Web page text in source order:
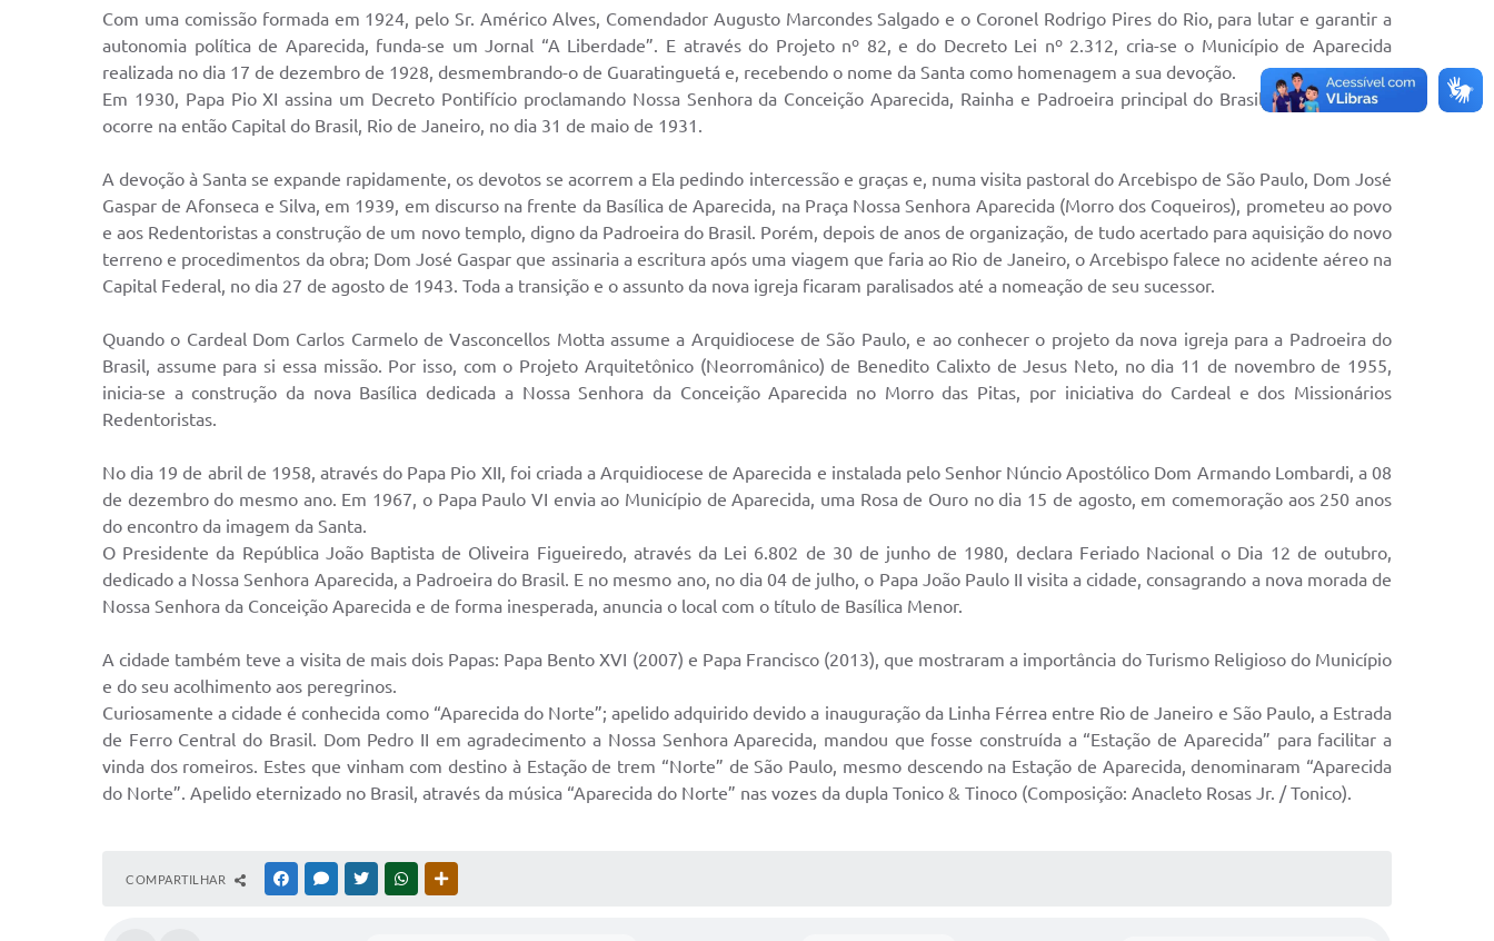
Com uma comissão formada em 1924, pelo Sr. Américo Alves, Comendador Augusto Marcondes Salgado e o Coronel Rodrigo Pires do Rio, para lutar e garantir a
autonomia política de Aparecida, funda-se um Jornal “A Liberdade”. E através do Projeto nº 82, e do Decreto Lei nº 2.312, cria-se o Município de Aparecida
realizada no dia 17 de dezembro de 1928, desmembrando-o de Guaratinguetá e, recebendo o nome da Santa como homenagem a sua devoção.
Em 1930, Papa Pio XI assina um Decreto Pontifício proclamando Nossa Senhora da Conceição Aparecida, Rainha e Padroeira principal do Brasil; Cerimônia que
ocorre na então Capital do Brasil, Rio de Janeiro, no dia 31 de maio de 1931.
A devoção à Santa se expande rapidamente, os devotos se acorrem a Ela pedindo intercessão e graças e, numa visita pastoral do Arcebispo de São Paulo, Dom José
Gaspar de Afonseca e Silva, em 1939, em discurso na frente da Basílica de Aparecida, na Praça Nossa Senhora Aparecida (Morro dos Coqueiros), prometeu ao povo
e aos Redentoristas a construção de um novo templo, digno da Padroeira do Brasil. Porém, depois de anos de organização, de tudo acertado para aquisição do novo
terreno e procedimentos da obra; Dom José Gaspar que assinaria a escritura após uma viagem que faria ao Rio de Janeiro, o Arcebispo falece no acidente aéreo na
Capital Federal, no dia 27 de agosto de 1943. Toda a transição e o assunto da nova igreja ficaram paralisados até a nomeação de seu sucessor.
Quando o Cardeal Dom Carlos Carmelo de Vasconcellos Motta assume a Arquidiocese de São Paulo, e ao conhecer o projeto da nova igreja para a Padroeira do
Brasil, assume para si essa missão. Por isso, com o Projeto Arquitetônico (Neorromânico) de Benedito Calixto de Jesus Neto, no dia 11 de novembro de 1955,
inicia-se a construção da nova Basílica dedicada a Nossa Senhora da Conceição Aparecida no Morro das Pitas, por iniciativa do Cardeal e dos Missionários
Redentoristas.
No dia 19 de abril de 1958, através do Papa Pio XII, foi criada a Arquidiocese de Aparecida e instalada pelo Senhor Núncio Apostólico Dom Armando Lombardi, a 08
de dezembro do mesmo ano. Em 1967, o Papa Paulo VI envia ao Município de Aparecida, uma Rosa de Ouro no dia 15 de agosto, em comemoração aos 250 anos
do encontro da imagem da Santa.
O Presidente da República João Baptista de Oliveira Figueiredo, através da Lei 6.802 de 30 de junho de 1980, declara Feriado Nacional o Dia 12 de outubro,
dedicado a Nossa Senhora Aparecida, a Padroeira do Brasil. E no mesmo ano, no dia 04 de julho, o Papa João Paulo II visita a cidade, consagrando a nova morada de
Nossa Senhora da Conceição Aparecida e de forma inesperada, anuncia o local com o título de Basílica Menor.
A cidade também teve a visita de mais dois Papas: Papa Bento XVI (2007) e Papa Francisco (2013), que mostraram a importância do Turismo Religioso do Município
e do seu acolhimento aos peregrinos.
Curiosamente a cidade é conhecida como “Aparecida do Norte”; apelido adquirido devido a inauguração da Linha Férrea entre Rio de Janeiro e São Paulo, a Estrada
de Ferro Central do Brasil. Dom Pedro II em agradecimento a Nossa Senhora Aparecida, mandou que fosse construída a “Estação de Aparecida” para facilitar a
vinda dos romeiros. Estes que vinham com destino à Estação de trem “Norte” de São Paulo, mesmo descendo na Estação de Aparecida, denominaram “Aparecida
do Norte”. Apelido eternizado no Brasil, através da música “Aparecida do Norte” nas vozes da dupla Tonico & Tinoco (Composição: Anacleto Rosas Jr. / Tonico).
COMPARTILHAR FACEBOOKMESSENGER
TWITTERWHATSAPP